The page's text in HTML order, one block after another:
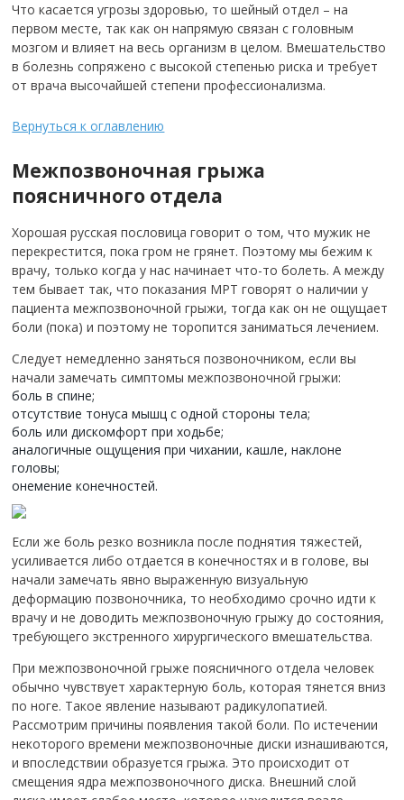
Что касается угрозы здоровью, то шейный отдел – на
первом месте, так как он напрямую связан с головным
мозгом и влияет на весь организм в целом. Вмешательство
в болезнь сопряжено с высокой степенью риска и требует
от врача высочайшей степени профессионализма.
Вернуться к оглавлению
Межпозвоночная грыжа
поясничного отдела
Хорошая русская пословица говорит о том, что мужик не
перекрестится, пока гром не грянет. Поэтому мы бежим к
врачу, только когда у нас начинает что-то болеть. А между
тем бывает так, что показания МРТ говорят о наличии у
пациента межпозвоночной грыжи, тогда как он не ощущает
боли (пока) и поэтому не торопится заниматься лечением.
Следует немедленно заняться позвоночником, если вы
начали замечать симптомы межпозвоночной грыжи:
боль в спине;
отсутствие тонуса мышц с одной стороны тела;
боль или дискомфорт при ходьбе;
аналогичные ощущения при чихании, кашле, наклоне
головы;
онемение конечностей.
Если же боль резко возникла после поднятия тяжестей,
усиливается либо отдается в конечностях и в голове, вы
начали замечать явно выраженную визуальную
деформацию позвоночника, то необходимо срочно идти к
врачу и не доводить межпозвоночную грыжу до состояния,
требующего экстренного хирургического вмешательства.
При межпозвоночной грыже поясничного отдела человек
обычно чувствует характерную боль, которая тянется вниз
по ноге. Такое явление называют радикулопатией.
Рассмотрим причины появления такой боли. По истечении
некоторого времени межпозвоночные диски изнашиваются,
и впоследствии образуется грыжа. Это происходит от
смещения ядра межпозвоночного диска. Внешний слой